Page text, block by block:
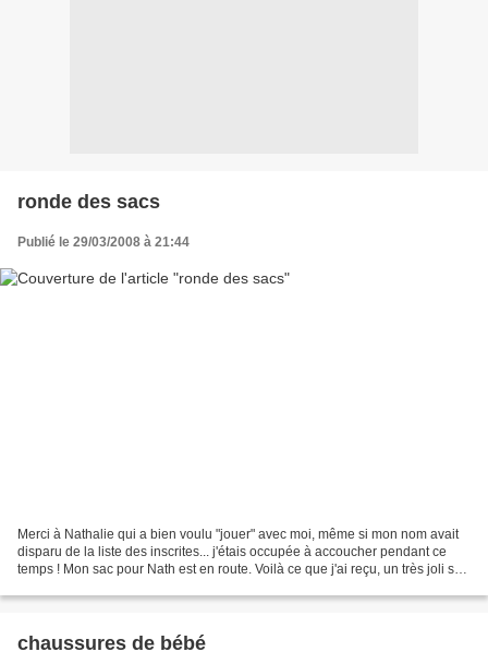
ronde des sacs
Publié le 29/03/2008 à 21:44
Merci à Nathalie qui a bien voulu "jouer" avec moi, même si mon nom avait
disparu de la liste des inscrites... j'étais occupée à accoucher pendant ce
temps ! Mon sac pour Nath est en route. Voilà ce que j'ai reçu, un très joli sac
chaussures de bébé